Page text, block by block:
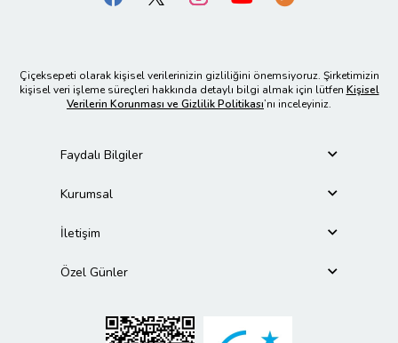
Çiçeksepeti olarak kişisel verilerinizin gizliliğini önemsiyoruz. Şirketimizin
kişisel veri işleme süreçleri hakkında detaylı bilgi almak için lütfen Kişisel
Verilerin Korunması ve Gizlilik Politikası’nı inceleyiniz.
Faydalı Bilgiler
Kurumsal
İletişim
Özel Günler